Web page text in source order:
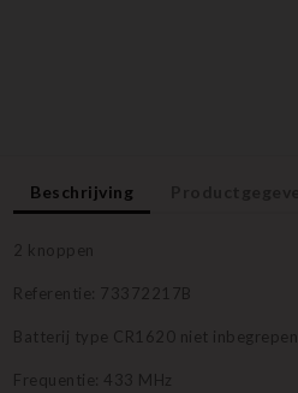
Beschrijving
2 knoppen
Referentie: 73372217B
Batterij type CR1620 niet inbegrepen
Frequentie: 433 MHz